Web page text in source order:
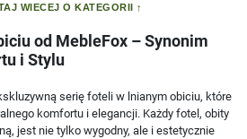
WIECEJ O KATEGORII
od MebleFox – Synonim
i Stylu
serię foteli w lnianym obiciu, które
komfortu i elegancji. Każdy fotel, obity
jest nie tylko wygodny, ale i estetycznie